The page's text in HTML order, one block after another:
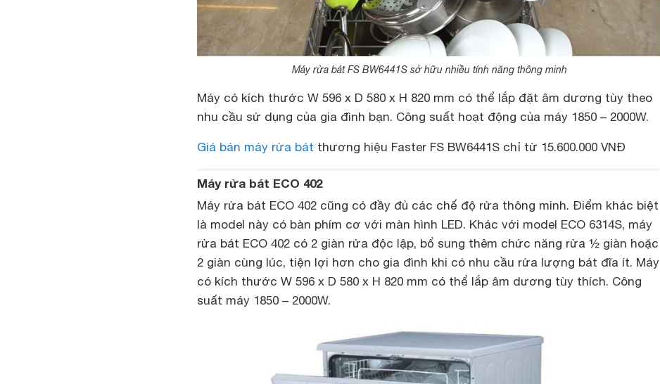
Máy rửa bát FS BW6441S sở hữu nhiều tính năng thông minh
Máy có kích thước W 596 x D 580 x H 820 mm có thể lắp đặt âm dương tùy theo
nhu cầu sử dụng của gia đình bạn. Công suất hoạt động của máy 1850 – 2000W.
Giá bán máy rửa bát thương hiệu Faster FS BW6441S chỉ từ 15.600.000 VNĐ
Máy rửa bát ECO 402
Máy rửa bát ECO 402 cũng có đầy đủ các chế độ rửa thông minh. Điểm khác biệt
là model này có bàn phím cơ với màn hình LED. Khác với model ECO 6314S, máy
rửa bát ECO 402 có 2 giàn rửa độc lập, bổ sung thêm chức năng rửa ½ giàn hoặc
2 giàn cùng lúc, tiện lợi hơn cho gia đình khi có nhu cầu rửa lượng bát đĩa ít. Máy
có kích thước W 596 x D 580 x H 820 mm có thể lắp âm dương tùy thích. Công
suất máy 1850 – 2000W.